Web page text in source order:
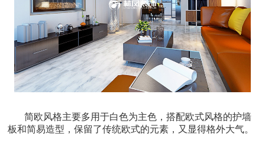
简欧风格主要多用于白色为主色，搭配欧式风格的护墙
板和简易造型，保留了传统欧式的元素，又显得格外大气。